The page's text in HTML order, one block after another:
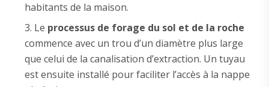
habitants de la maison.
Le processus de forage du sol et de la roche
commence avec un trou d’un diamètre plus large
que celui de la canalisation d’extraction. Un tuyau
est ensuite installé pour faciliter l’accès à la nappe